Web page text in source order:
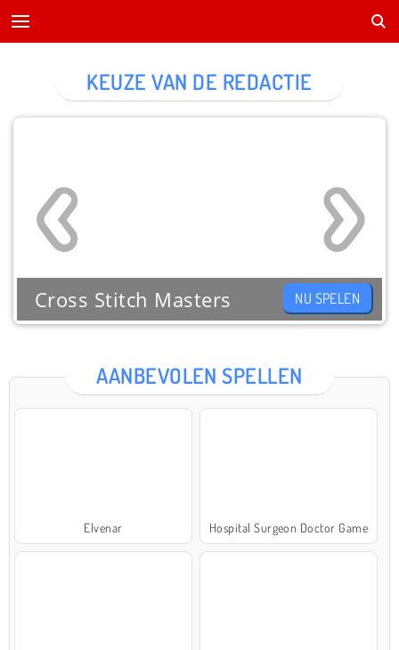
AANBEVOLEN SPELLEN
Elvenar Hospital Surgeon Doctor Game
KEUZE VAN DE REDACTIE
Cross Stitch Masters NU SPELEN